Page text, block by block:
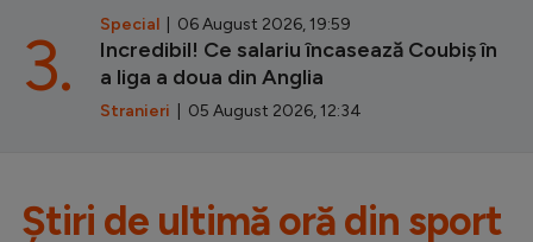
Special | 06 August 2026, 19:59
Incredibil! Ce salariu încasează Coubiș în
a liga a doua din Anglia
Stranieri | 05 August 2026, 12:34
3.
Știri de ultimă oră din sport